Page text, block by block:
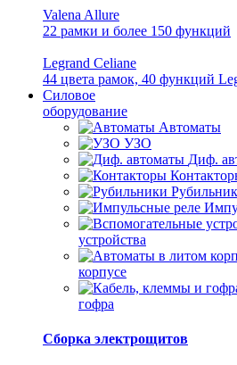
Valena Allure
22 рамки и более 150 функций
Legrand Celiane
44 цвета рамок, 40 функций
Силовое
оборудование
Автоматы
УЗО
Диф.
устройства
корпусе
гофра
Сборка электрощитов